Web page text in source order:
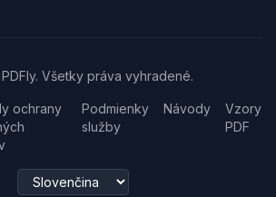
Všetky práva vyhradené.
ochrany
Podmienky
služby
Návody
Vzory
PDF